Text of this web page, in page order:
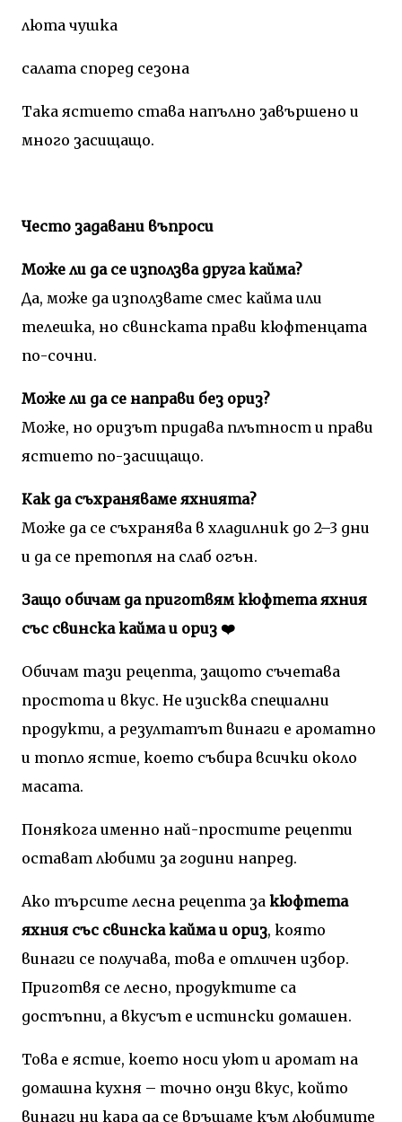
люта чушка
салата според сезона
Така ястието става напълно завършено и
много засищащо.
Често задавани въпроси
Може ли да се използва друга кайма?
Да, може да използвате смес кайма или
телешка, но свинската прави кюфтенцата
по-сочни.
Може ли да се направи без ориз?
Може, но оризът придава плътност и прави
ястието по-засищащо.
Как да съхраняваме яхнията?
Може да се съхранява в хладилник до 2–3 дни
и да се претопля на слаб огън.
Защо обичам да приготвям кюфтета яхния
със свинска кайма и ориз ❤️
Обичам тази рецепта, защото съчетава
простота и вкус. Не изисква специални
продукти, а резултатът винаги е ароматно
и топло ястие, което събира всички около
масата.
Понякога именно най-простите рецепти
остават любими за години напред.
Ако търсите лесна рецепта за кюфтета
яхния със свинска кайма и ориз, която
винаги се получава, това е отличен избор.
Приготвя се лесно, продуктите са
достъпни, а вкусът е истински домашен.
Това е ястие, което носи уют и аромат на
домашна кухня – точно онзи вкус, който
винаги ни кара да се връщаме към любимите